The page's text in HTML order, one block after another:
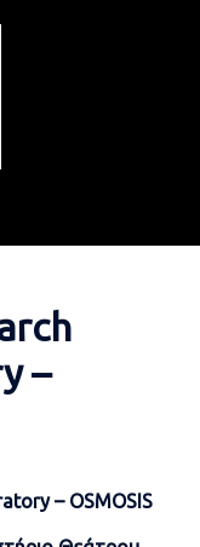
–
– OSMOSIS